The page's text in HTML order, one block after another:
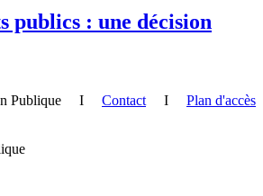
publics : une décision
Publique I Contact I Plan d'accès